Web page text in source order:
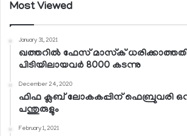
Most Viewed
January 31, 2021
ഖത്തറില്‍ ഫേസ് മാസ്‌ക്
പിടിയിലായവര്‍ 8000 കടന്നു
December 24, 2020
ഫിഫ ക്ലബ് ലോകകപ്പിന് ഫെബ്രുവരി
പന്തുരുളും
February 1, 2021